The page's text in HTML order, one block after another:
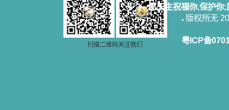
扫描二维码关注我们
愿天主祝福你,保护你
版权所无
粤ICP备